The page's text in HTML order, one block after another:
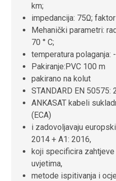
km;
impedancija: 75Ω;
Mehanički parametri:
70 ° C;
temperatura polaganja:
Pakiranje:PVC 100 m
pakirano na kolut
STANDARD EN 50575:
ANKASAT kabeli
(ECA)
i zadovoljavaju
2014 + A1: 2016,
koji specificira
uvjetima,
metode ispitivanja i